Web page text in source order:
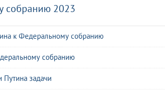
собранию 2023
к Федеральному собранию
собранию
задачи